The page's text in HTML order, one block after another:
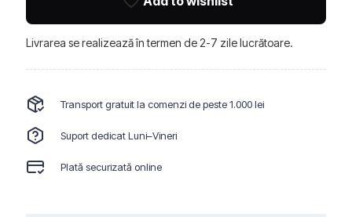
-
frasin
pastel
Livrarea se realizează în termen de 2-7 zile lucrătoare.
Transport gratuit la comenzi de peste 1.000 lei
Suport dedicat Luni–Vineri
Plată securizată online